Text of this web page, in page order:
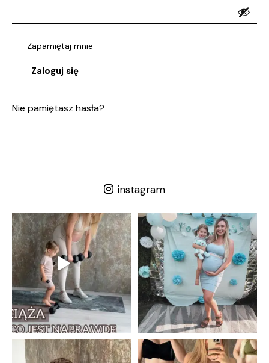
Zapamiętaj mnie
Zaloguj się
Nie pamiętasz hasła?
instagram